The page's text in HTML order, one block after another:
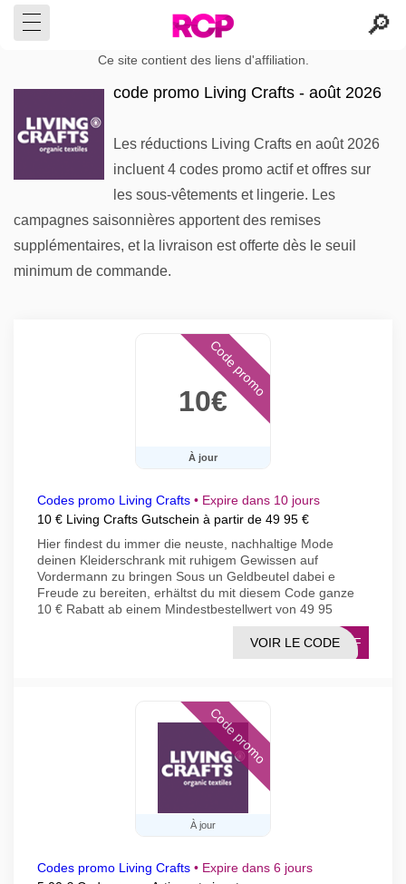
Ce site contient des liens d'affiliation.
code promo Living Crafts - août 2026
Les réductions Living Crafts en août 2026
incluent 4 codes promo actif et offres sur
les sous-vêtements et lingerie. Les
campagnes saisonnières apportent des remises
supplémentaires, et la livraison est offerte dès le seuil
minimum de commande.
10€
À jour
Code promo
Codes promo Living Crafts • Expire dans 10 jours
10 € Living Crafts Gutschein à partir de 49 95 €
Hier findest du immer die neuste, nachhaltige Mode
deinen Kleiderschrank mit ruhigem Gewissen auf
Vordermann zu bringen Sous un Geldbeutel dabei e
Freude zu bereiten, erhältst du mit diesem Code ganze
10 € Rabatt ab einem Mindestbestellwert von 49 95
19AF
VOIR LE CODE
À jour
Code promo
Codes promo Living Crafts • Expire dans 6 jours